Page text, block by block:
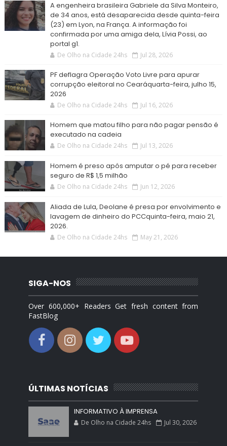
A engenheira brasileira Gabriele da Silva Monteiro,
de 34 anos, está desaparecida desde quinta-feira
(23) em Lyon, na França. A informação foi
confirmada por uma amiga dela, Lívia Possi, ao
portal g1.
De Olho na Cidade 24hs Jul 28, 2026
PF deflagra Operação Voto Livre para apurar
corrupção eleitoral no Cearáquarta-feira, julho 15,
2026
De Olho na Cidade 24hs Jul 16, 2026
Homem que matou filho para não pagar pensão é
executado na cadeia
De Olho na Cidade 24hs Jul 13, 2026
Homem é preso após amputar o pé para receber
seguro de R$ 1,5 milhão
De Olho na Cidade 24hs Jun 12, 2026
Aliada de Lula, Deolane é presa por envolvimento e
lavagem de dinheiro do PCCquinta-feira, maio 21,
2026.
De Olho na Cidade 24hs May 21, 2026
SIGA-NOS
Over 600,000+ Readers Get fresh content from
FastBlog
ÚLTIMAS NOTÍCIAS
INFORMATIVO À IMPRENSA
De Olho na Cidade 24hs Jul 30, 2026